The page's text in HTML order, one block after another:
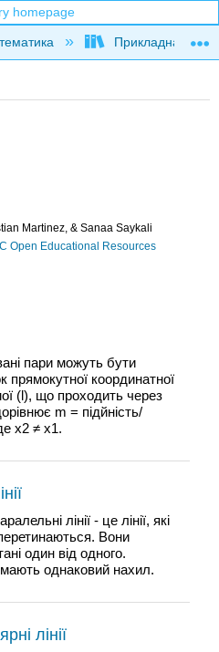
hierarchyПрикладна
Martinez, & Sanaa Saykali
Open Educational Resources
пари можуть бути
прямокутної координатної
(l), що проходить через
m = підйність/
x2 ≠ x1.
лінії - це лінії, які
Вони
один від одного.
мають однаковий нахил.
лінії